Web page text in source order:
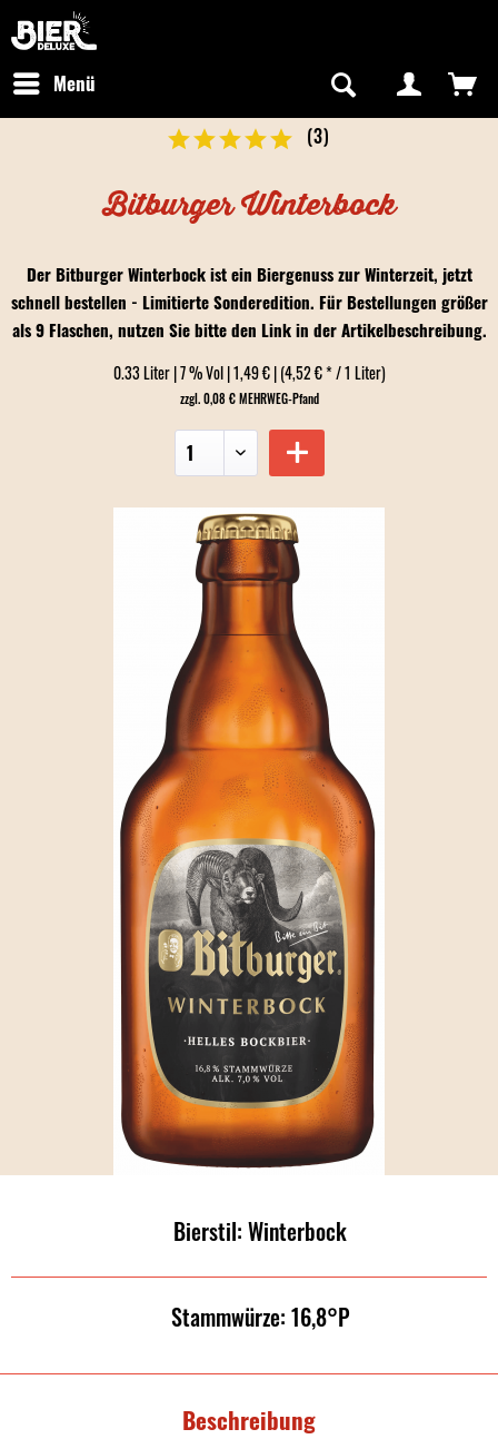
Kostenfreier Versand in Deutschland
Menü
(3)
Bitburger Winterbock
Der Bitburger Winterbock ist ein Biergenuss zur Winterzeit, jetzt
schnell bestellen - Limitierte Sonderedition. Für Bestellungen größer
als 9 Flaschen, nutzen Sie bitte den Link in der Artikelbeschreibung.
0.33 Liter | 7 % Vol | 1,49 € | (4,52 € * / 1 Liter)
zzgl. 0,08 € MEHRWEG-Pfand
Bierstil: Winterbock
Stammwürze: 16,8°P
Beschreibung